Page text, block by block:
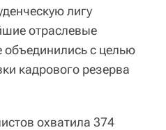
лигу
отраслевые
объединились с целью
кадрового резерва
охватила 374